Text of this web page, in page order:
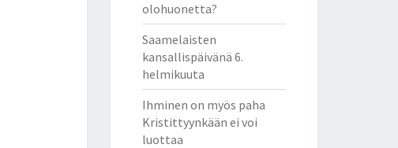
olohuonetta?
Saamelaisten
kansallispäivänä 6.
helmikuuta
Ihminen on myös paha
Kristittyynkään ei voi
luottaa